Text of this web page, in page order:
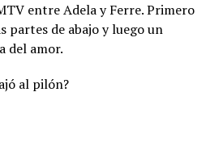
entre Adela y Ferre. Primero
partes de abajo y luego un
del amor.
al pilón?